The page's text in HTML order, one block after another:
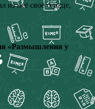
из неё своё сердце,
«Размышления у